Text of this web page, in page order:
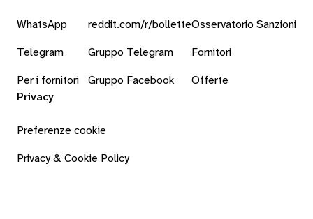
WhatsApp
Telegram
Per i fornitori
reddit.com/r/bollette
Gruppo Telegram
Gruppo Facebook
Osservatorio Sanzioni
Fornitori
Offerte
Privacy
Preferenze cookie
Privacy & Cookie Policy